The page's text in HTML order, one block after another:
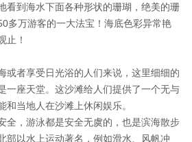
到海水下面各种形状的珊瑚，绝美的珊
多万游客的一大法宝！海底色彩异常艳
止！
者享受日光浴的人们来说，这里细细的
一座天堂。这沙滩给人们提供了一个无与
当地人在沙滩上休闲娱乐。
，游泳都是安全无虞的，也是滨海散步
部以水上运动著名，例如滑水、风帆冲